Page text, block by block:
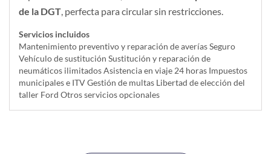
de la DGT, perfecta para circular sin restricciones.
Servicios incluidos
Mantenimiento preventivo y reparación de averías Seguro
Vehículo de sustitución Sustitución y reparación de
neumáticos ilimitados Asistencia en viaje 24 horas Impuestos
municipales e ITV Gestión de multas Libertad de elección del
taller Ford Otros servicios opcionales